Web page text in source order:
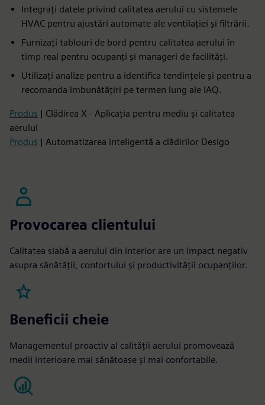
Integrați datele privind calitatea aerului cu sistemele
HVAC pentru ajustări automate ale ventilației și filtrării.
Furnizați tablouri de bord pentru calitatea aerului în
timp real pentru ocupanți și manageri de facilități.
Utilizați analize pentru a identifica tendințele și pentru a
recomanda îmbunătățiri pe termen lung ale IAQ.
Produs | Clădirea X - Aplicația pentru mediu și calitatea
aerului
Produs | Automatizarea inteligentă a clădirilor Desigo
Provocarea clientului
Calitatea slabă a aerului din interior are un impact negativ
asupra sănătății, confortului și productivității ocupanților.
Beneficii cheie
Managementul proactiv al calității aerului promovează
medii interioare mai sănătoase și mai confortabile.